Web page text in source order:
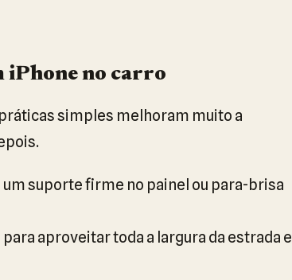
iPhone no carro
simples melhoram muito a
um suporte firme no painel ou para-brisa
aproveitar toda a largura da estrada e